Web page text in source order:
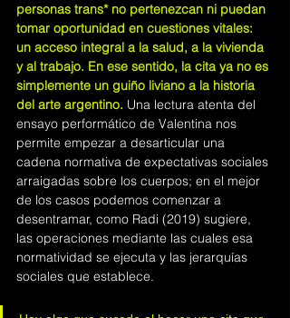
personas trans* no pertenezcan ni puedan
tomar oportunidad en cuestiones vitales:
un acceso integral a la salud, a la vivienda
y al trabajo. En ese sentido, la cita ya no es
simplemente un guiño liviano a la historia
del arte argentino. Una lectura atenta del
ensayo performático de Valentina nos
permite empezar a desarticular una
cadena normativa de expectativas sociales
arraigadas sobre los cuerpos; en el mejor
de los casos podemos comenzar a
desentramar, como Radi (2019) sugiere,
las operaciones mediante las cuales esa
normatividad se ejecuta y las jerarquías
sociales que establece.